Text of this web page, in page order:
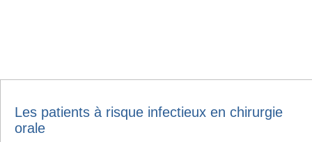
Les patients à risque infectieux en chirurgie
orale